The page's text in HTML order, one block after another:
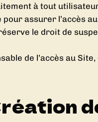
à tout
assurer l’accès
le droit de
de l’accès au